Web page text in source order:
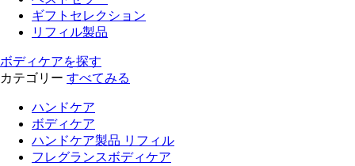
ギフトセレクション
リフィル製品
ボディケアを探す
カテゴリー すべてみる
ハンドケア
ボディケア
ハンドケア製品 リフィル
フレグランスボディケア